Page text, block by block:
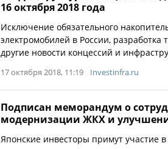
16 октября 2018 года
Исключение обязательного
электромобилей в России,
другие новости концессий и
17 октября 2018, 11:19 Investinfra.ru
Подписан меморандум о
модернизации ЖКХ и
Японские инвесторы примут участие